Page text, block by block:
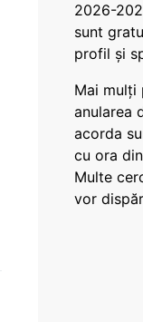
2026-
sunt
profil și
Mai mulți
anularea
acorda
cu ora
Multe
vor